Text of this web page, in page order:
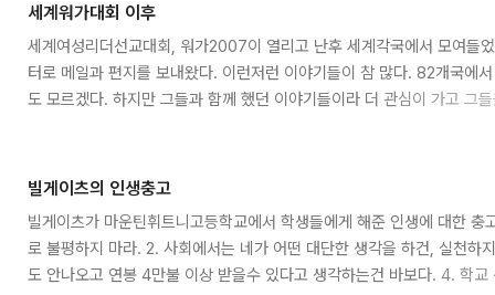
세계워가대회 이후
세계여성리더선교대회, 워가2007이 열리고 난후 세계각국에서 모여들
터로 메일과 편지를 보내왔다. 이런저런 이야기들이 참 많다. 82개국에
도 모르겠다. 하지만 그들과 함께 했던 이야기들이라 더 관심이 가고 그
찍은걸 사용했다. 이렇게 광범위하게 사용될줄 알았으면 dslr 하나 구
빌게이츠의 인생충고
빌게이츠가 마운틴휘트니고등학교에서 학생들에게 해준 인생에 대한
로 불평하지 마라. 2. 사회에서는 네가 어떤 대단한 생각을 하건, 실천하
도 안나오고 연봉 4만불 이상 받을수 있다고 생각하는건 바보다. 4. 학